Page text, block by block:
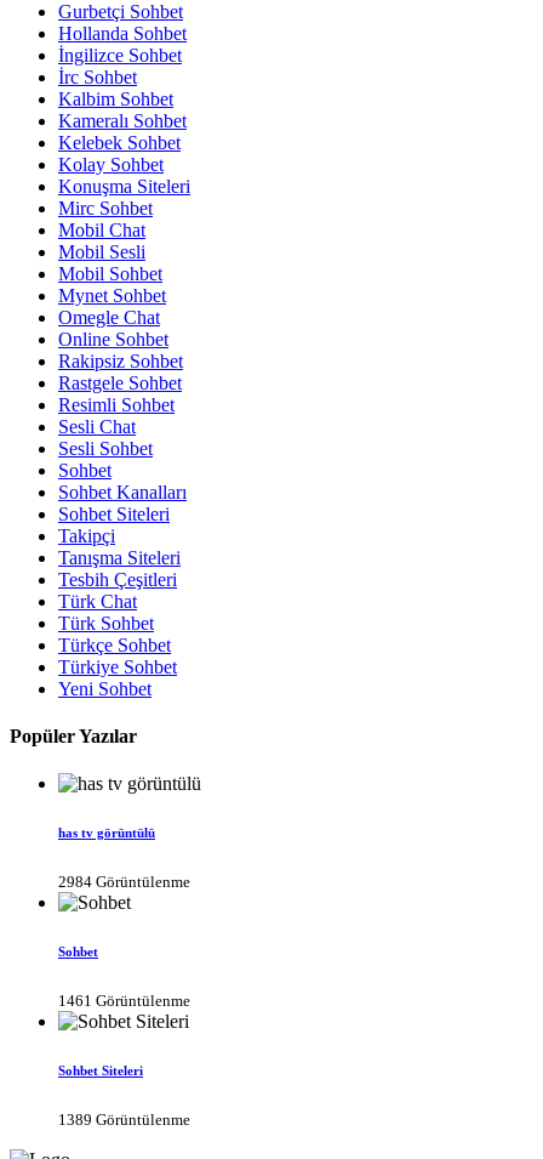
Gurbetçi Sohbet
Hollanda Sohbet
İngilizce Sohbet
İrc Sohbet
Kalbim Sohbet
Kameralı Sohbet
Kelebek Sohbet
Kolay Sohbet
Konuşma Siteleri
Mirc Sohbet
Mobil Chat
Mobil Sesli
Mobil Sohbet
Mynet Sohbet
Omegle Chat
Online Sohbet
Rakipsiz Sohbet
Rastgele Sohbet
Resimli Sohbet
Sesli Chat
Sesli Sohbet
Sohbet
Sohbet Kanalları
Sohbet Siteleri
Takipçi
Tanışma Siteleri
Tesbih Çeşitleri
Türk Chat
Türk Sohbet
Türkçe Sohbet
Türkiye Sohbet
Yeni Sohbet
Popüler Yazılar
has tv görüntülü
2984 Görüntülenme
Sohbet
1461 Görüntülenme
Sohbet Siteleri
1389 Görüntülenme